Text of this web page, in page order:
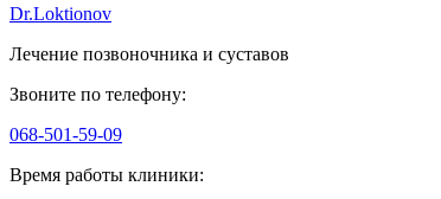
Dr.Loktionov
Лечение позвоночника и суставов
Звоните по телефону:
068-501-59-09
Время работы клиники: